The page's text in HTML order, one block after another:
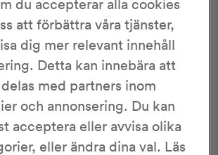
15-20 st
2 tim 40 min
glutenfri bulle med mandelfyllning
tosca.
du accepterar alla cookies
att förbättra våra tjänster,
dig mer relevant innehåll
Detta kan innebära att
med partners inom
och annonsering. Du kan
acceptera eller avvisa olika
eller ändra dina val. Läs